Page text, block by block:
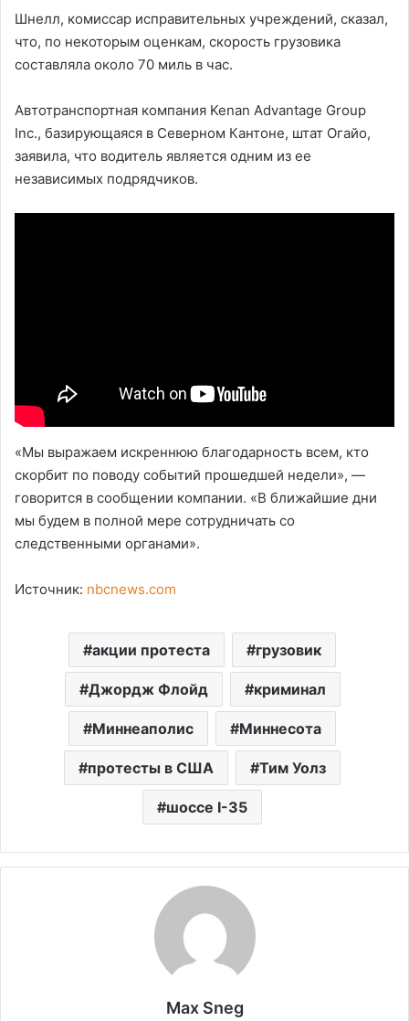
Шнелл, комиссар исправительных учреждений, сказал,
что, по некоторым оценкам, скорость грузовика
составляла около 70 миль в час.
Автотранспортная компания Kenan Advantage Group
Inc., базирующаяся в Северном Кантоне, штат Огайо,
заявила, что водитель является одним из ее
независимых подрядчиков.
«Мы выражаем искреннюю благодарность всем, кто
скорбит по поводу событий прошедшей недели», —
говорится в сообщении компании. «В ближайшие дни
мы будем в полной мере сотрудничать со
следственными органами».
Источник: nbcnews.com
акции протеста грузовик
Джордж Флойд криминал
Миннеаполис Миннесота
протесты в США Тим Уолз
шоссе I-35
Max Sneg